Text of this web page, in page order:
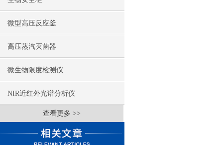
微型高压反应釜
高压蒸汽灭菌器
微生物限度检测仪
NIR近红外光谱分析仪
查看更多 >>